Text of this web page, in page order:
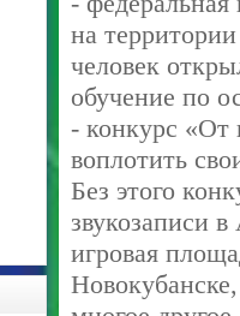
на
человек
обучение по
- конкурс
воплотить
Без этого
звукозаписи
игровая